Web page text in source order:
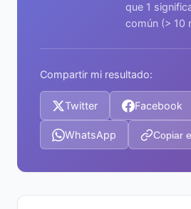
que 1
común (> 10
Compartir mi resultado:
Twitter Facebook
WhatsApp Copiar